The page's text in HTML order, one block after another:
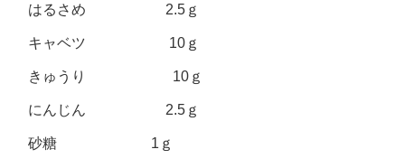
はるさめ 2.5ｇ
キャベツ 10ｇ
きゅうり 10ｇ
にんじん 2.5ｇ
砂糖 1ｇ